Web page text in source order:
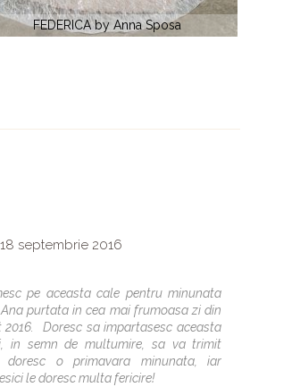
CORELYA by La Petra
septembrie 2016
pe aceasta cale pentru minunata
purtata in cea mai frumoasa zi din
2016. Doresc sa impartasesc aceasta
in semn de multumire, sa va trimit
doresc o primavara minunata, iar
le doresc multa fericire!